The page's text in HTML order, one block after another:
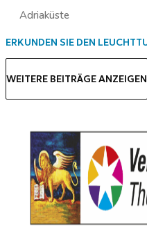
Adriaküste
ERKUNDEN SIE DEN
WEITERE BEITRÄGE ANZEIGEN